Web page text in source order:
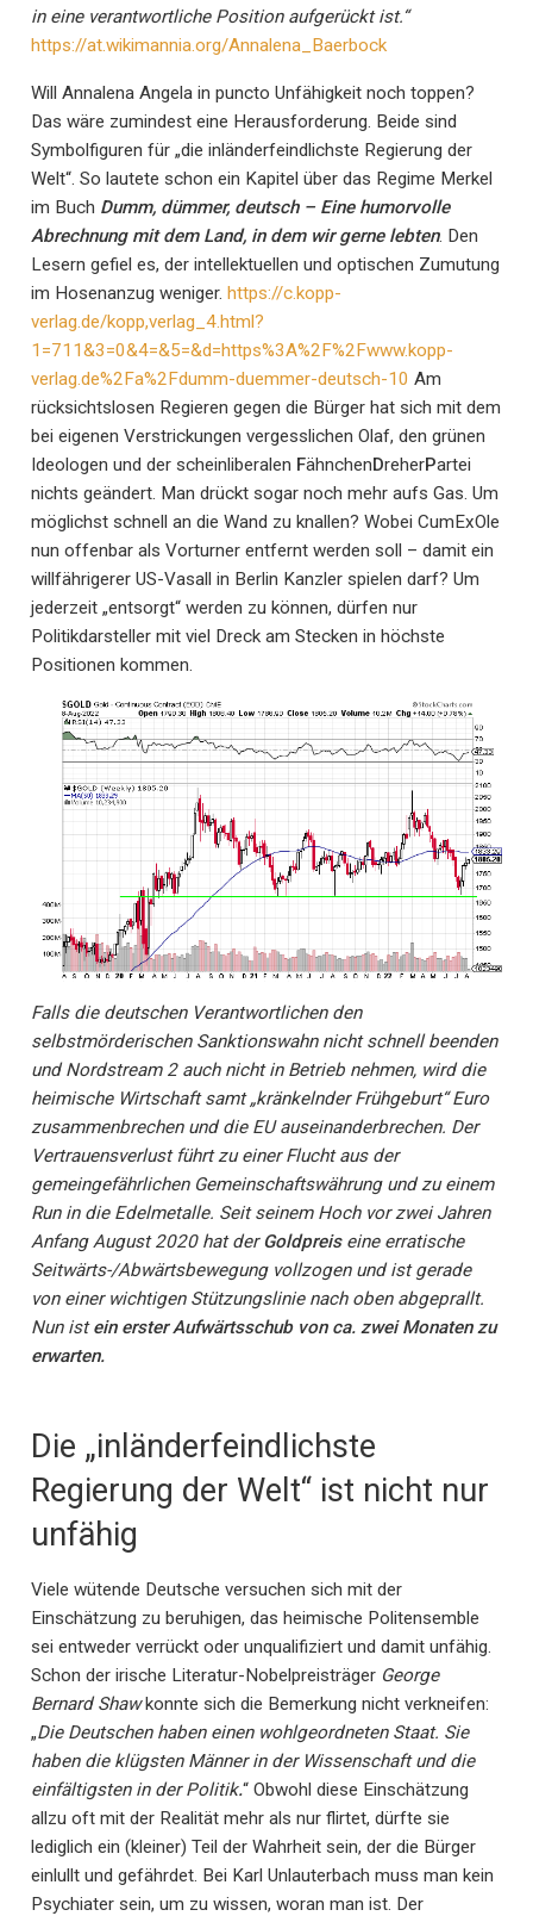
in eine verantwortliche Position aufgerückt ist.“
https://at.wikimannia.org/Annalena_Baerbock
Will Annalena Angela in puncto Unfähigkeit noch toppen?
Das wäre zumindest eine Herausforderung. Beide sind
Symbolfiguren für „die inländerfeindlichste Regierung der
Welt“. So lautete schon ein Kapitel über das Regime Merkel
im Buch Dumm, dümmer, deutsch – Eine humorvolle
Abrechnung mit dem Land, in dem wir gerne lebten. Den
Lesern gefiel es, der intellektuellen und optischen Zumutung
im Hosenanzug weniger. https://c.kopp-
verlag.de/kopp,verlag_4.html?
1=711&3=0&4=&5=&d=https%3A%2F%2Fwww.kopp-
verlag.de%2Fa%2Fdumm-duemmer-deutsch-10 Am
rücksichtslosen Regieren gegen die Bürger hat sich mit dem
bei eigenen Verstrickungen vergesslichen Olaf, den grünen
Ideologen und der scheinliberalen FähnchenDreherPartei
nichts geändert. Man drückt sogar noch mehr aufs Gas. Um
möglichst schnell an die Wand zu knallen? Wobei CumExOle
nun offenbar als Vorturner entfernt werden soll – damit ein
willfährigerer US-Vasall in Berlin Kanzler spielen darf? Um
jederzeit „entsorgt“ werden zu können, dürfen nur
Politikdarsteller mit viel Dreck am Stecken in höchste
Positionen kommen.
Falls die deutschen Verantwortlichen den
selbstmörderischen Sanktionswahn nicht schnell beenden
und Nordstream 2 auch nicht in Betrieb nehmen, wird die
heimische Wirtschaft samt „kränkelnder Frühgeburt“ Euro
zusammenbrechen und die EU auseinanderbrechen. Der
Vertrauensverlust führt zu einer Flucht aus der
gemeingefährlichen Gemeinschaftswährung und zu einem
Run in die Edelmetalle. Seit seinem Hoch vor zwei Jahren
Anfang August 2020 hat derGoldpreis eine erratische
Seitwärts-/Abwärtsbewegung vollzogen und ist gerade
von einer wichtigen Stützungslinie nach oben abgeprallt.
Nun istein erster Aufwärtsschub von ca. zwei Monaten zu
erwarten.
Die „inländerfeindlichste
Regierung der Welt“ ist nicht nur
unfähig
Viele wütende Deutsche versuchen sich mit der
Einschätzung zu beruhigen, das heimische Politensemble
sei entweder verrückt oder unqualifiziert und damit unfähig.
Schon der irische Literatur-Nobelpreisträger George
Bernard Shawkonnte sich die Bemerkung nicht verkneifen:
„Die Deutschen haben einen wohlgeordneten Staat. Sie
haben die klügsten Männer in der Wissenschaft und die
einfältigsten in der Politik.“ Obwohl diese Einschätzung
allzu oft mit der Realität mehr als nur flirtet, dürfte sie
lediglich ein (kleiner) Teil der Wahrheit sein, der die Bürger
einlullt und gefährdet. Bei Karl Unlauterbach muss man kein
Psychiater sein, um zu wissen, woran man ist. Der